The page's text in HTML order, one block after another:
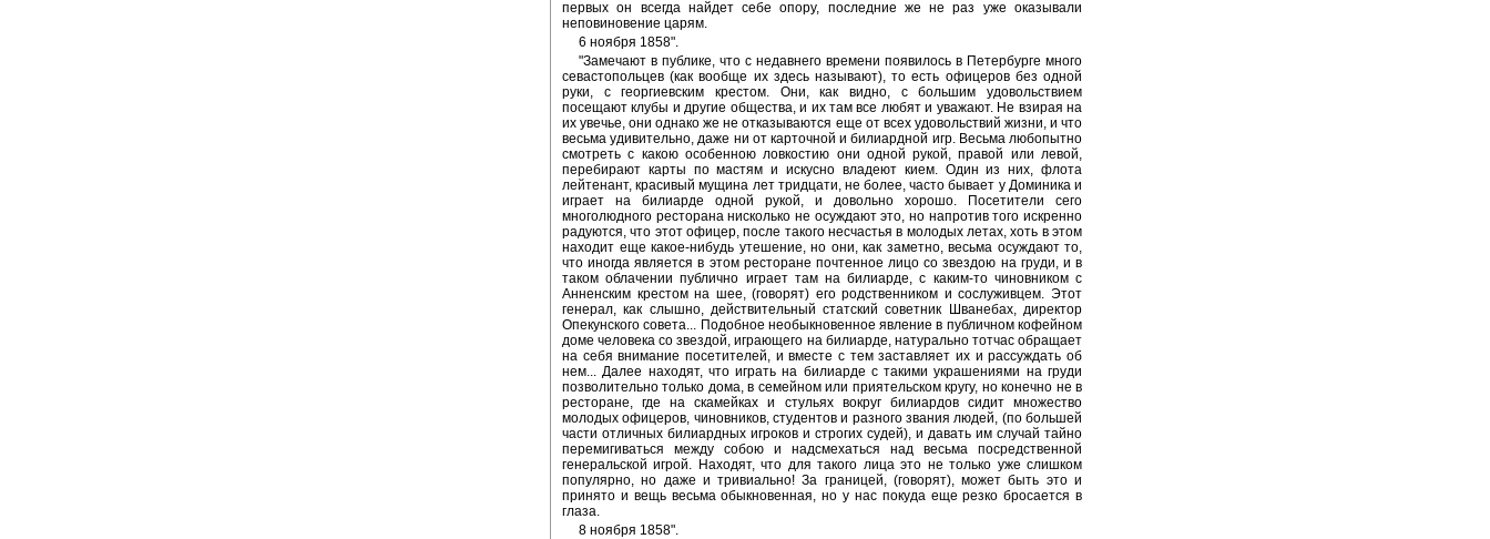
первых он всегда найдет себе опору, последние же не раз уже оказывали
неповиновение царям.
6 ноября 1858".
"Замечают в публике, что с недавнего времени появилось в Петербурге много
севастопольцев (как вообще их здесь называют), то есть офицеров без одной
руки, с георгиевским крестом. Они, как видно, с большим удовольствием
посещают клубы и другие общества, и их там все любят и уважают. Не взирая на
их увечье, они однако же не отказываются еще от всех удовольствий жизни, и что
весьма удивительно, даже ни от карточной и билиардной игр. Весьма любопытно
смотреть с какою особенною ловкостию они одной рукой, правой или левой,
перебирают карты по мастям и искусно владеют кием. Один из них, флота
лейтенант, красивый мущина лет тридцати, не более, часто бывает у Доминика и
играет на билиарде одной рукой, и довольно хорошо. Посетители сего
многолюдного ресторана нисколько не осуждают это, но напротив того искренно
радуются, что этот офицер, после такого несчастья в молодых летах, хоть в этом
находит еще какое-нибудь утешение, но они, как заметно, весьма осуждают то,
что иногда является в этом ресторане почтенное лицо со звездою на груди, и в
таком облачении публично играет там на билиарде, с каким-то чиновником с
Анненским крестом на шее, (говорят) его родственником и сослуживцем. Этот
генерал, как слышно, действительный статский советник Шванебах, директор
Опекунского совета... Подобное необыкновенное явление в публичном кофейном
доме человека со звездой, играющего на билиарде, натурально тотчас обращает
на себя внимание посетителей, и вместе с тем заставляет их и рассуждать об
нем... Далее находят, что играть на билиарде с такими украшениями на груди
позволительно только дома, в семейном или приятельском кругу, но конечно не в
ресторане, где на скамейках и стульях вокруг билиардов сидит множество
молодых офицеров, чиновников, студентов и разного звания людей, (по большей
части отличных билиардных игроков и строгих судей), и давать им случай тайно
перемигиваться между собою и надсмехаться над весьма посредственной
генеральской игрой. Находят, что для такого лица это не только уже слишком
популярно, но даже и тривиально! За границей, (говорят), может быть это и
принято и вещь весьма обыкновенная, но у нас покуда еще резко бросается в
глаза.
8 ноября 1858".